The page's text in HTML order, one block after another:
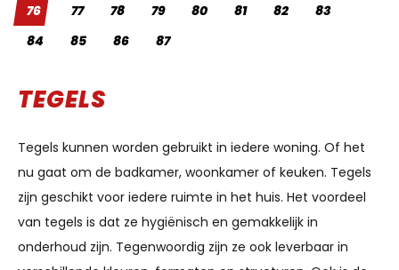
76
77 78 79 80 81 82
83
84
85 86 87
TEGELS
Tegels kunnen worden gebruikt in iedere woning. Of het
nu gaat om de badkamer, woonkamer of keuken. Tegels
zijn geschikt voor iedere ruimte in het huis. Het voordeel
van tegels is dat ze hygiënisch en gemakkelijk in
onderhoud zijn. Tegenwoordig zijn ze ook leverbaar in